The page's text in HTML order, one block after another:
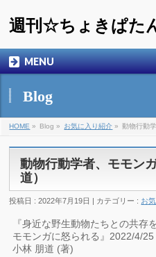
週刊☆ちょきぱた
MENU
Blog
HOME » Blog » お気に入り紹介 » 動物行動
動物行動学者、モモン
道）
投稿日 : 2022年7月19日 | カテゴリー : お
『身近な野生動物たちとの共存
モモンガに怒られる』2022/4/25
小林 朋道 (著)